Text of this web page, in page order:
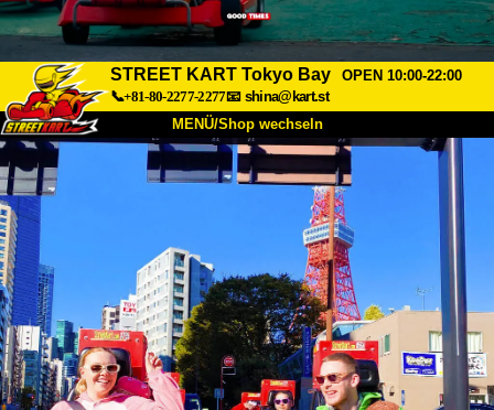
STREET KART Tokyo Bay
OPEN 10:00-22:00
📞+81-80-2277-2277📧 shina@kart.st
MENÜ/Shop wechseln
START
Unternehmen Buchung
Shop wechseln
Tokio Shinagawa Tokio Akihabara#1
Tokio Akihabara#2 Tokio Shibuya